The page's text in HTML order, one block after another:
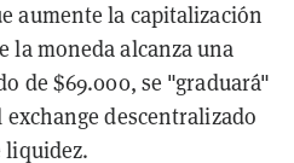
aumente la capitalización
la moneda alcanza una
de $69.000, se "graduará"
descentralizado
liquidez.